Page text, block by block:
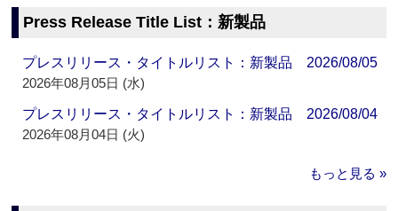
Press Release Title List：新製品
プレスリリース・タイトルリスト：新製品 2026/08/05
2026年08月05日 (水)
プレスリリース・タイトルリスト：新製品 2026/08/04
2026年08月04日 (火)
もっと見る »